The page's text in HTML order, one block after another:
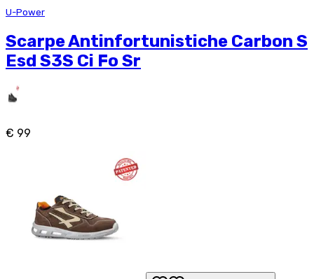
U-Power
Scarpe Antinfortunistiche Carbon S
Esd S3S Ci Fo Sr
€ 99